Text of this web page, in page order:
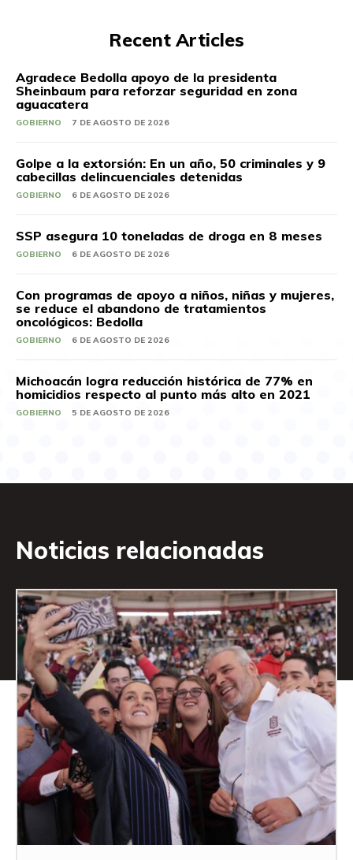
Recent Articles
Agradece Bedolla apoyo de la presidenta
Sheinbaum para reforzar seguridad en zona
aguacatera
GOBIERNO 7 DE AGOSTO DE 2026
Golpe a la extorsión: En un año, 50 criminales y 9
cabecillas delincuenciales detenidas
GOBIERNO 6 DE AGOSTO DE 2026
SSP asegura 10 toneladas de droga en 8 meses
GOBIERNO 6 DE AGOSTO DE 2026
Con programas de apoyo a niños, niñas y mujeres,
se reduce el abandono de tratamientos
oncológicos: Bedolla
GOBIERNO 6 DE AGOSTO DE 2026
Michoacán logra reducción histórica de 77% en
homicidios respecto al punto más alto en 2021
GOBIERNO 5 DE AGOSTO DE 2026
Noticias relacionadas